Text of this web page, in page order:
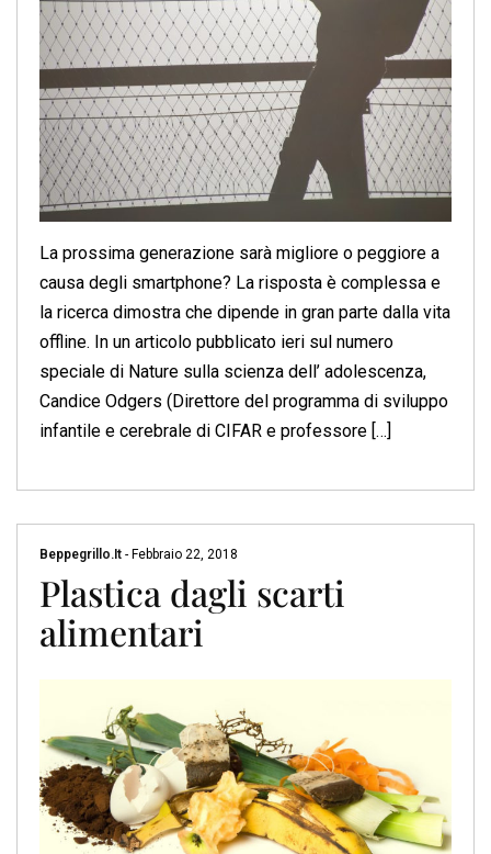
La prossima generazione sarà migliore o peggiore a
causa degli smartphone? La risposta è complessa e
la ricerca dimostra che dipende in gran parte dalla vita
offline. In un articolo pubblicato ieri sul numero
speciale di Nature sulla scienza dell’ adolescenza,
Candice Odgers (Direttore del programma di sviluppo
infantile e cerebrale di CIFAR e professore […]
Beppegrillo.it - Febbraio 22, 2018
Plastica dagli scarti
alimentari